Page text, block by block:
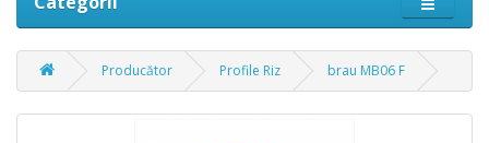
Producător Profile Riz brau MB06 F